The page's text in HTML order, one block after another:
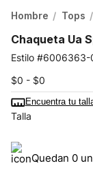
Hombre Tops
Chaqueta Ua
6006363-
$0 - $0
Encuentra tu
Talla
Quedan 0